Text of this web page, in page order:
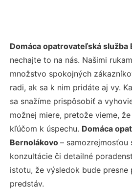
Domáca opatrovateľská služba
nechajte to na nás. Našimi
množstvo spokojných
radi, ak sa k nim pridáte aj vy.
sa snažíme prispôsobiť a
možnej miere, pretože vieme,
kľúčom k úspechu. Domáca
Bernolákovo – samozrejmosťou
konzultácie či detailné
istotu, že výsledok bude presne
predstáv.